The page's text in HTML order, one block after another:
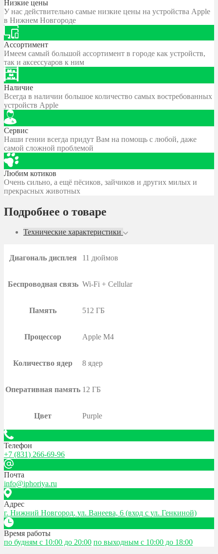
Низкие цены
У нас действительно самые низкие цены на устройства Apple
в Нижнем Новгороде
Ассортимент
Имеем самый большой ассортимент в городе как устройств,
так и аксессуаров к ним
Наличие
Всегда в наличии большое количество самых востребованных
устройств Apple
Сервис
Наши гении всегда придут Вам на помощь с любой, даже
самой сложной проблемой
Любим котиков
Очень сильно, а ещё пёсиков, зайчиков и других милых и
прекрасных животных
Подробнее о товаре
Технические характеристики
Диагональ дисплея 11 дюймов
Беспроводная связь Wi-Fi + Cellular
Память 512 ГБ
Процессор Apple M4
Количество ядер 8 ядер
Оперативная память 12 ГБ
Цвет Purple
Телефон
+7 (831) 266-69-96
Почта
info@iphoriya.ru
Адрес
г. Нижний Новгород, ул. Ванеева, 6 (вход с ул. Генкиной)
Время работы
по будням с 10:00 до 20:00 по выходным с 10:00 до 18:00